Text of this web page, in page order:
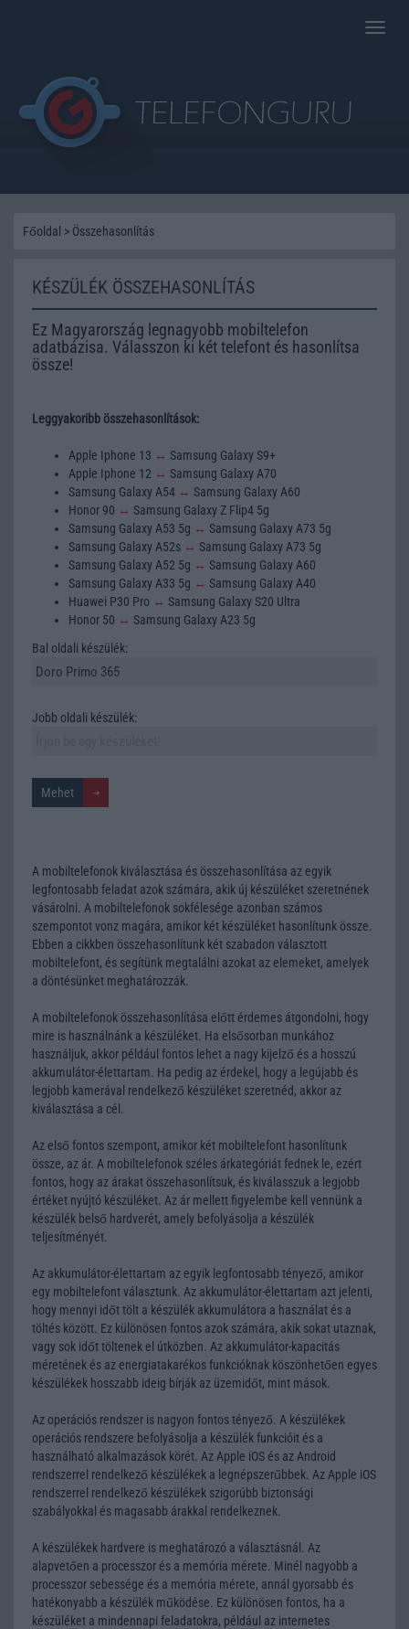
Toggle
Főoldal > Összehasonlítás
KÉSZÜLÉK ÖSSZEHASONLÍTÁS
Ez Magyarország legnagyobb mobiltelefon
adatbázisa. Válasszon ki két telefont és hasonlítsa
össze!
Leggyakoribb összehasonlítások:
Apple Iphone 13 ↔ Samsung Galaxy S9+
Apple Iphone 12 ↔ Samsung Galaxy A70
Samsung Galaxy A54 ↔ Samsung Galaxy A60
Honor 90 ↔ Samsung Galaxy Z Flip4 5g
Samsung Galaxy A53 5g ↔ Samsung Galaxy A73 5g
Samsung Galaxy A52s ↔ Samsung Galaxy A73 5g
Samsung Galaxy A52 5g ↔ Samsung Galaxy A60
Samsung Galaxy A33 5g ↔ Samsung Galaxy A40
Huawei P30 Pro ↔ Samsung Galaxy S20 Ultra
Honor 50 ↔ Samsung Galaxy A23 5g
Bal oldali készülék:
Jobb oldali készülék:
A mobiltelefonok kiválasztása és összehasonlítása az egyik
legfontosabb feladat azok számára, akik új készüléket szeretnének
vásárolni. A mobiltelefonok sokfélesége azonban számos
szempontot vonz magára, amikor két készüléket hasonlítunk össze.
Ebben a cikkben összehasonlítunk két szabadon választott
mobiltelefont, és segítünk megtalálni azokat az elemeket, amelyek
a döntésünket meghatározzák.
A mobiltelefonok összehasonlítása előtt érdemes átgondolni, hogy
mire is használnánk a készüléket. Ha elsősorban munkához
használjuk, akkor például fontos lehet a nagy kijelző és a hosszú
akkumulátor-élettartam. Ha pedig az érdekel, hogy a legújabb és
legjobb kamerával rendelkező készüléket szeretnéd, akkor az
kiválasztása a cél.
Az első fontos szempont, amikor két mobiltelefont hasonlítunk
össze, az ár. A mobiltelefonok széles árkategóriát fednek le, ezért
fontos, hogy az árakat összehasonlítsuk, és kiválasszuk a legjobb
értéket nyújtó készüléket. Az ár mellett figyelembe kell vennünk a
készülék belső hardverét, amely befolyásolja a készülék
teljesítményét.
Az akkumulátor-élettartam az egyik legfontosabb tényező, amikor
egy mobiltelefont választunk. Az akkumulátor-élettartam azt jelenti,
hogy mennyi időt tölt a készülék akkumulátora a használat és a
töltés között. Ez különösen fontos azok számára, akik sokat utaznak,
vagy sok időt töltenek el útközben. Az akkumulátor-kapacitás
méretének és az energiatakarékos funkcióknak köszönhetően egyes
készülékek hosszabb ideig bírják az üzemidőt, mint mások.
Az operációs rendszer is nagyon fontos tényező. A készülékek
operációs rendszere befolyásolja a készülék funkcióit és a
használható alkalmazások körét. Az Apple iOS és az Android
rendszerrel rendelkező készülékek a legnépszerűbbek. Az Apple iOS
rendszerrel rendelkező készülékek szigorúbb biztonsági
szabályokkal és magasabb árakkal rendelkeznek.
A készülékek hardvere is meghatározó a választásnál. Az
alapvetően a processzor és a memória mérete. Minél nagyobb a
processzor sebessége és a memória mérete, annál gyorsabb és
hatékonyabb a készülék működése. Ez különösen fontos, ha a
készüléket a mindennapi feladatokra, például az internetes